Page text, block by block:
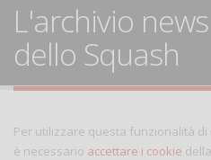
L'archivio
dello Squash
Per utilizzare questa funzionalità
è necessario accettare i cookie